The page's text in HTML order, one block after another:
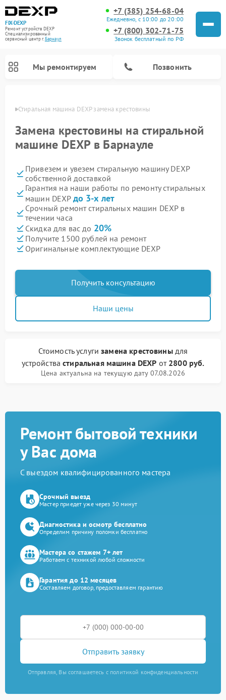
FIX-DEXP
Ремонт устройств DEXP
Специализированный
cервисный центр г.Барнаул
+7 (385) 254-68-04
Ежедневно, с 10:00 до 20:00
+7 (800) 302-71-75
Звонок бесплатный по РФ
Мы ремонтируем Позвонить
Стиральная машина DEXP замена крестовины
Замена крестовины на стиральной
машине DEXP в Барнауле
Привезем и увезем стиральную машину DEXP
собственной доставкой
Гарантия на наши работы по ремонту стиральных
машин DEXP до 3-х лет
Срочный ремонт стиральных машин DEXP в
течении часа
Скидка для вас до 20%
Получите 1500 рублей на ремонт
Оригинальные комплектующие DEXP
Получить консультацию
Наши цены
Стоимость услугизамена крестовиныдля
устройствастиральная машина DEXP от 2800 руб.
Цена актуальна на текущую дату 07.08.2026
Ремонт бытовой техники
у Вас дома
С выездом квалифицированного мастера
Срочный выезд
Мастер приедет уже через 30 минут
Диагностика и осмотр бесплатно
Определим причину поломки бесплатно
Мастера со стажем 7+ лет
Работаем с техникой любой сложности
Гарантия до 12 месяцев
Составляем договор, предоставляем гарантию
Отправить заявку
Отправляя, Вы соглашаетесь с политикой конфиденциальности